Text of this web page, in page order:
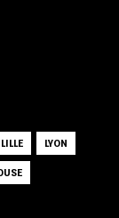
LILLE
LYON